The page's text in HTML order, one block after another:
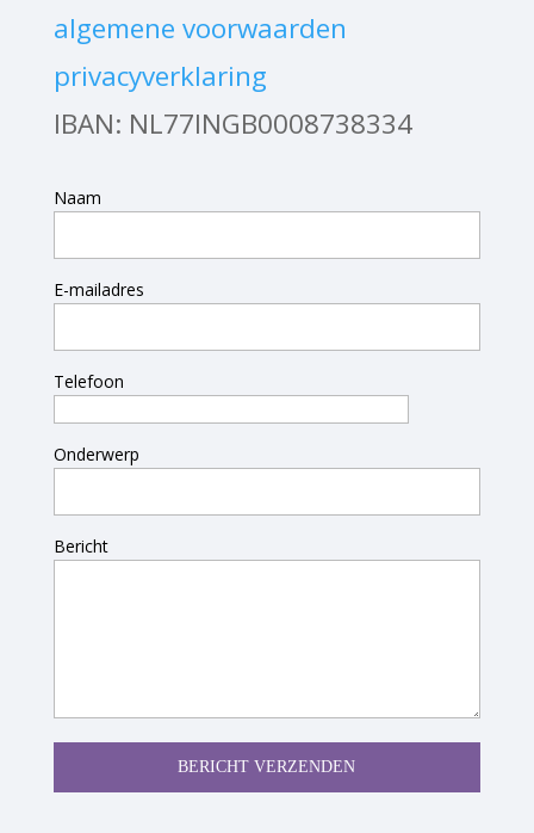
algemene voorwaarden
privacyverklaring
IBAN: NL77INGB0008738334
Naam
E-mailadres
Telefoon
Onderwerp
Bericht